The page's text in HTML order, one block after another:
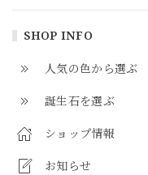
SHOP INFO
人気の色から選ぶ
誕生石を選ぶ
ショップ情報
お知らせ